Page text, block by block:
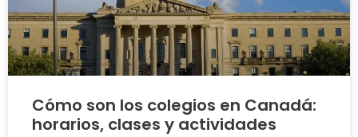
Cómo son los colegios en Canadá:
horarios, clases y actividades